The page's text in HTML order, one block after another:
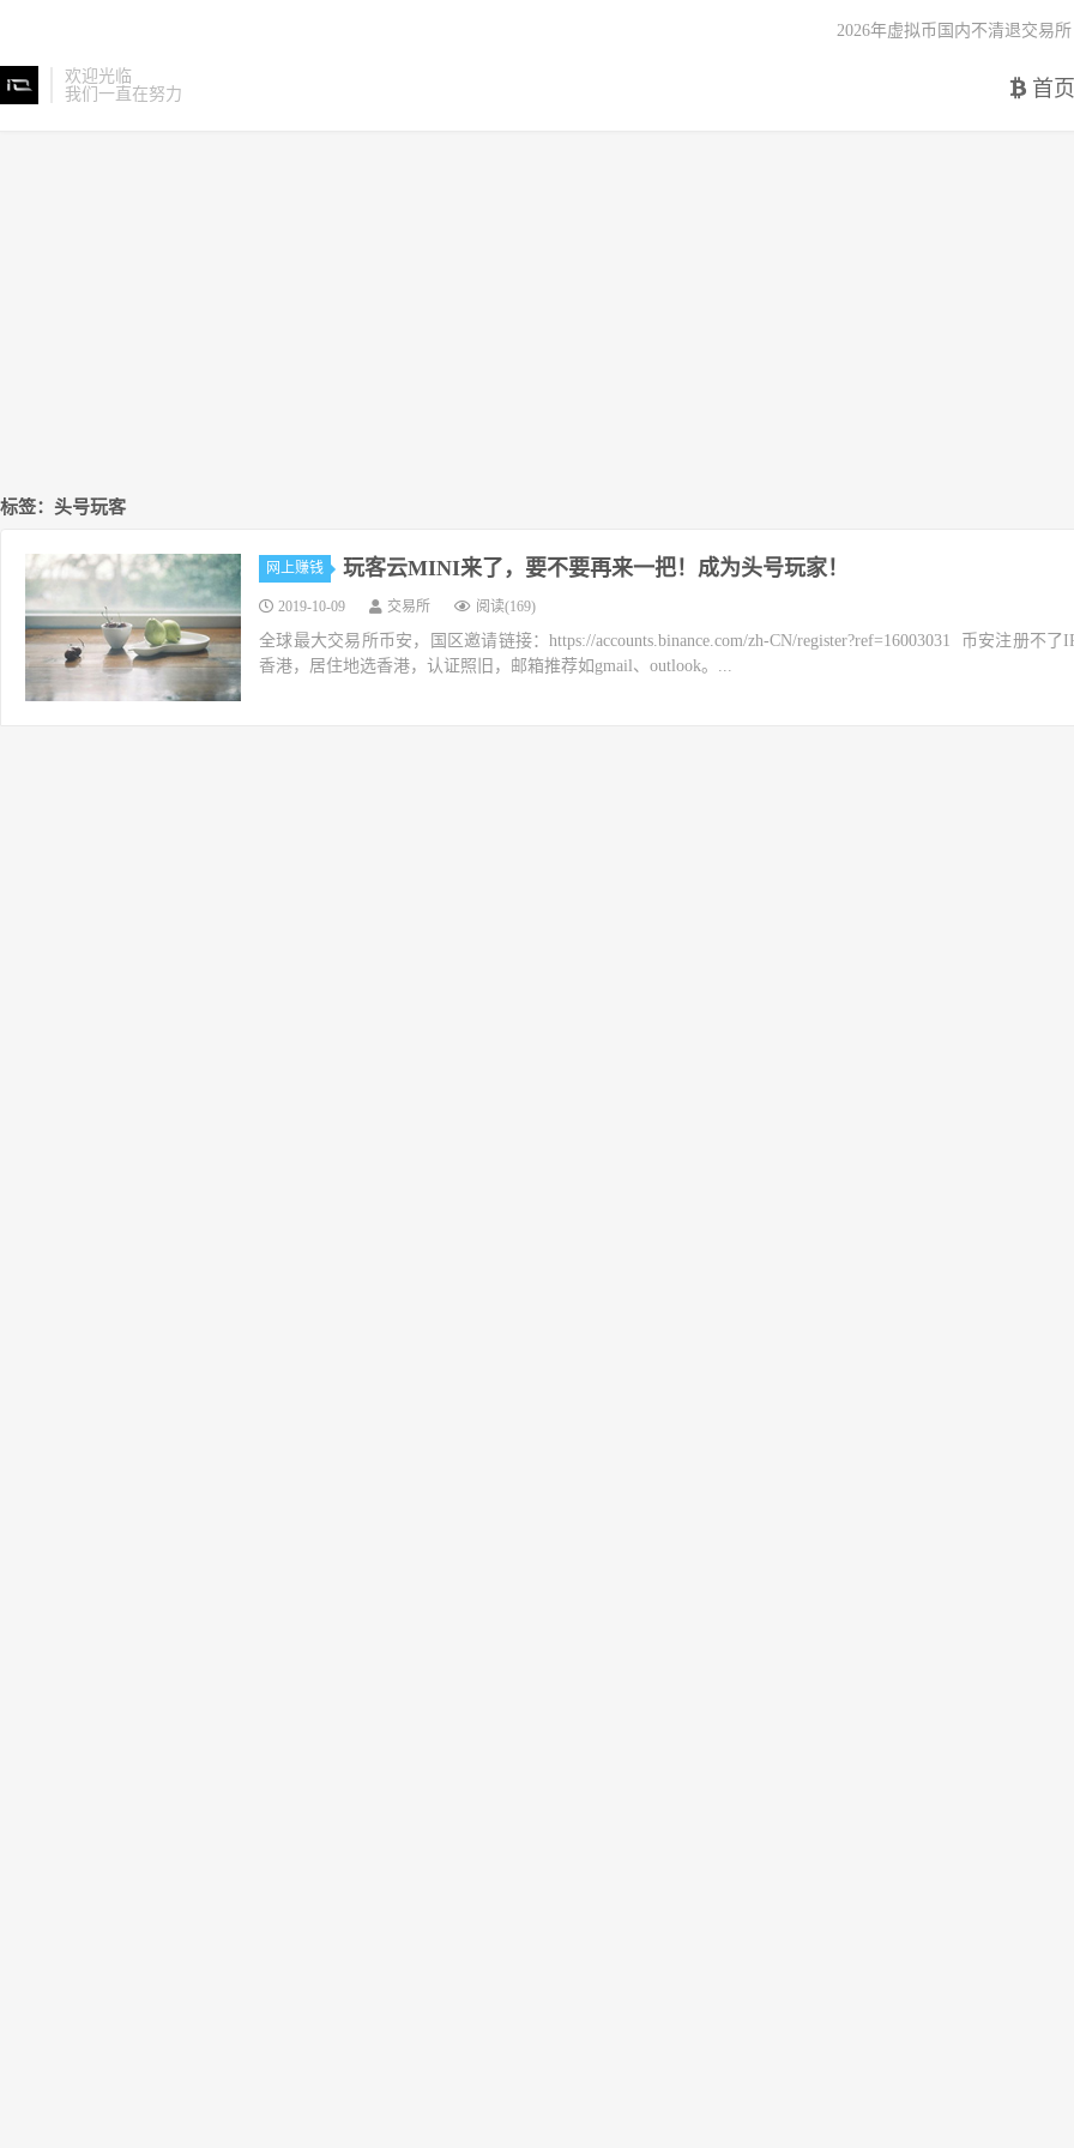
欢迎光临
我们一直在努力
首页
2026年虚拟币国内不清退交易所
标签：头号玩客
网上赚钱 玩客云MINI来了，要不要再来一把！成为头号玩家！
2019-10-09 交易所 阅读(169)
全球最大交易所币安，国区邀请链接：https://accounts.binance.com/zh-CN/register?ref=16003031 币安注册不了
香港，居住地选香港，认证照旧，邮箱推荐如gmail、outlook。...